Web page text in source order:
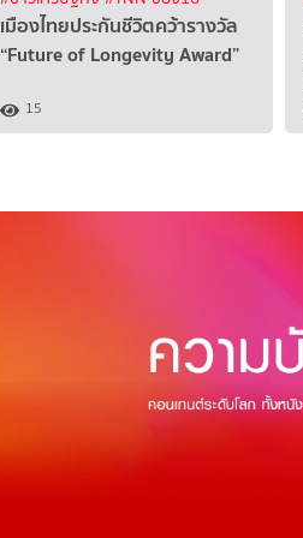
เมืองไทยประกันชีวิตคว้ารางวัล
“Future of Longevity Award”
15